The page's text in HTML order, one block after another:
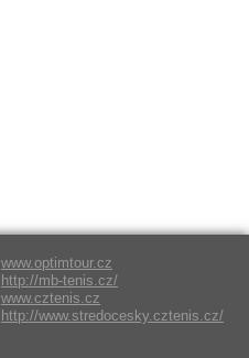
www.optimtour.cz
http://mb-tenis.cz/
www.cztenis.cz
http://www.stredocesky.cztenis.cz/